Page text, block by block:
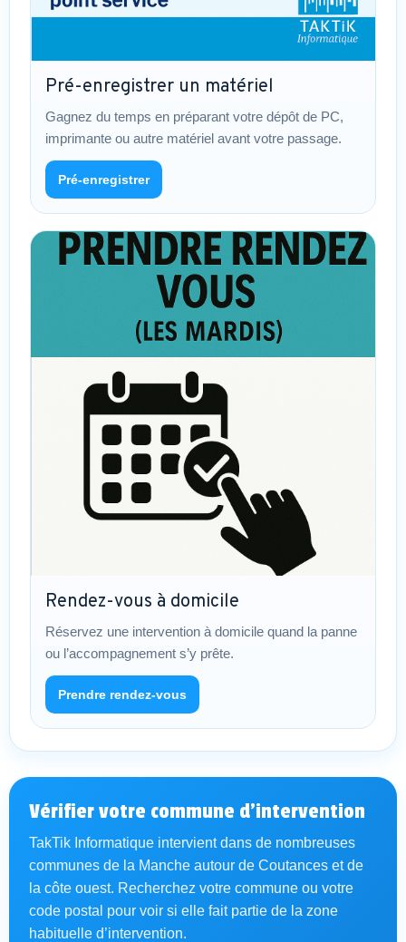
Pré-enregistrer un matériel
Gagnez du temps en préparant votre dépôt de PC,
imprimante ou autre matériel avant votre passage.
Pré-enregistrer
Rendez-vous à domicile
Réservez une intervention à domicile quand la panne
ou l’accompagnement s’y prête.
Prendre rendez-vous
Vérifier votre commune d’intervention
TakTik Informatique intervient dans de nombreuses
communes de la Manche autour de Coutances et de
la côte ouest. Recherchez votre commune ou votre
code postal pour voir si elle fait partie de la zone
habituelle d’intervention.